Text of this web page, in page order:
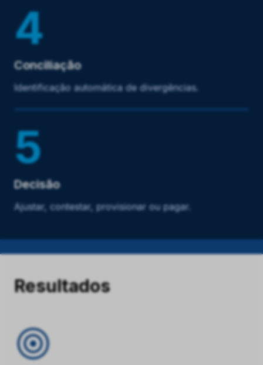
4
Conciliação
Identificação automática de divergências.
5
Decisão
Ajustar, contestar, provisionar ou pagar.
Resultados